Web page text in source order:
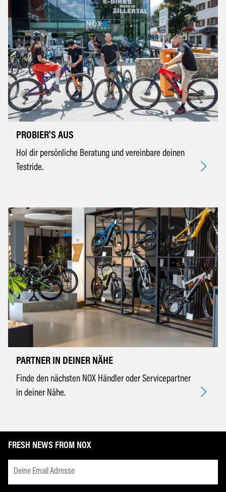
PROBIER'S AUS
Hol dir persönliche Beratung und vereinbare deinen
Testride.
PARTNER IN DEINER NÄHE
Finde den nächsten NOX Händler oder Servicepartner
in deiner Nähe.
FRESH NEWS FROM NOX
Newsletter Email Adresse